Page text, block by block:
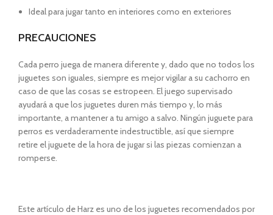
Ideal para jugar tanto en interiores como en exteriores
PRECAUCIONES
Cada perro juega de manera diferente y, dado que no todos los
juguetes son iguales, siempre es mejor vigilar a su cachorro en
caso de que las cosas se estropeen. El juego supervisado
ayudará a que los juguetes duren más tiempo y, lo más
importante, a mantener a tu amigo a salvo. Ningún juguete para
perros es verdaderamente indestructible, así que siempre
retire el juguete de la hora de jugar si las piezas comienzan a
romperse.
Este artículo de Harz es uno de los juguetes recomendados por